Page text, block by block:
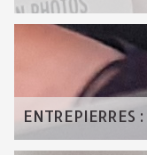
ENTREPIERRES